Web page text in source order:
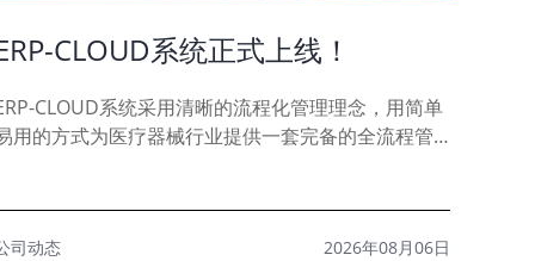
CLOUD系统正式上线！
CLOUD系统采用清晰的流程化管理理念，用简单
用的方式为医疗器械行业提供一套完备的全流程管
司动态 2026年08月06日